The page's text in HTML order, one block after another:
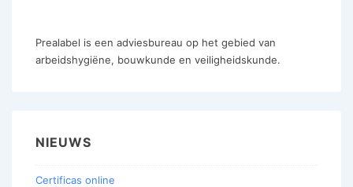
Prealabel is een adviesbureau op het gebied van
arbeidshygiëne, bouwkunde en veiligheidskunde.
NIEUWS
Certificas online